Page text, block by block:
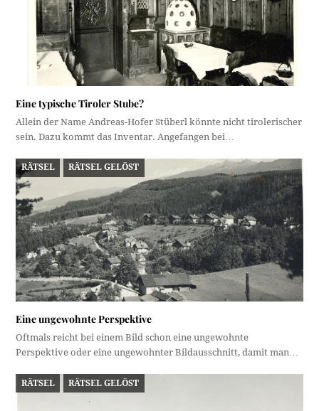
Eine typische Tiroler Stube?
Allein der Name Andreas-Hofer Stüberl könnte nicht tirolerischer
sein. Dazu kommt das Inventar. Angefangen bei…
RÄTSEL RÄTSEL GELÖST
Eine ungewohnte Perspektive
Oftmals reicht bei einem Bild schon eine ungewohnte
Perspektive oder eine ungewohnter Bildausschnitt, damit man…
RÄTSEL RÄTSEL GELÖST